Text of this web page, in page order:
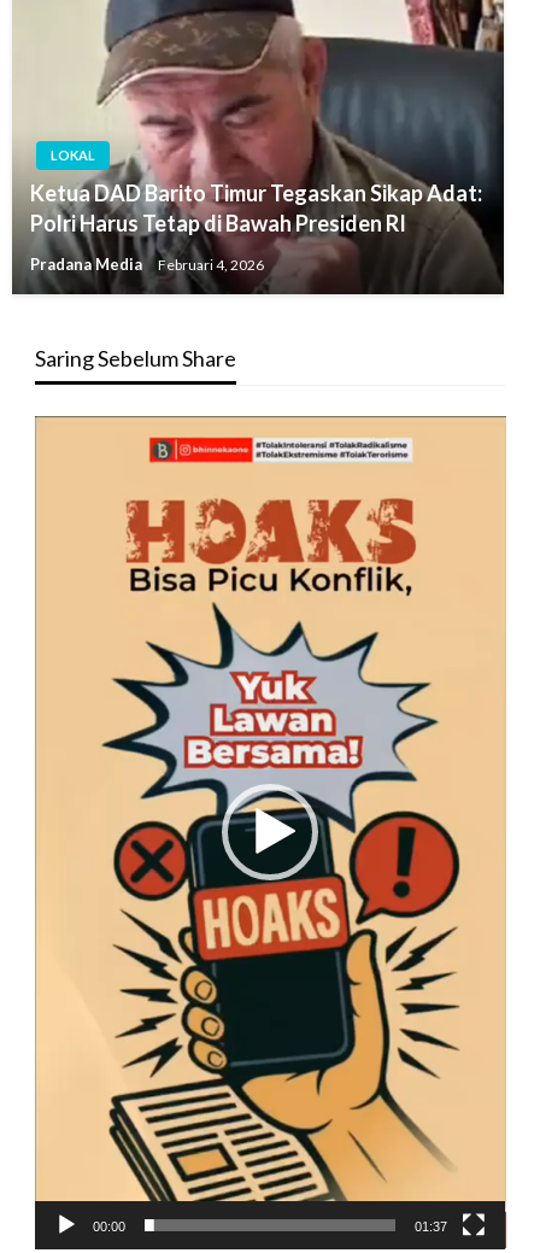
LOKAL
Ketua DAD Barito Timur Tegaskan Sikap Adat:
Polri Harus Tetap di Bawah Presiden RI
Pradana Media Februari 4, 2026
Saring Sebelum Share
00:00 01:37